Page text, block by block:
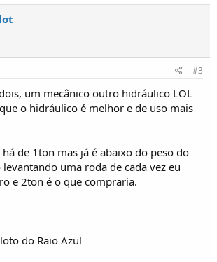
#3
um mecânico outro hidráulico LOL
o hidráulico é melhor e de uso mais
de 1ton mas já é abaixo do peso do
uma roda de cada vez eu
e 2ton é o que compraria.
do Raio Azul